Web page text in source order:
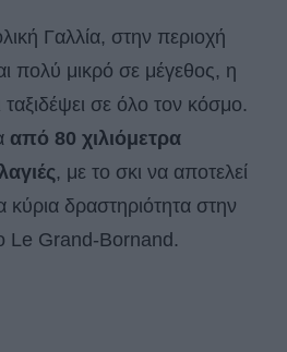
Γαλλία, στην περιοχή
πολύ μικρό σε μέγεθος, η
σε όλο τον κόσμο.
από 80 χιλιόμετρα
, με το σκι να αποτελεί
κύρια δραστηριότητα στην
Le Grand-Bornand.